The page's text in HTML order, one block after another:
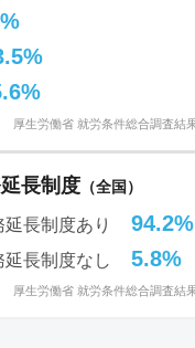
厚生労働省 就労条件総合調査結
長制度（全国）
延長制度あり 94.2%
延長制度なし 5.8%
厚生労働省 就労条件総合調査結